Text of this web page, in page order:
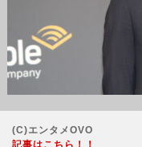
(C)エンタメOVO
記事はこちら！！